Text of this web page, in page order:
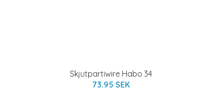
Skjutpartiwire Habo 34
73.95 SEK